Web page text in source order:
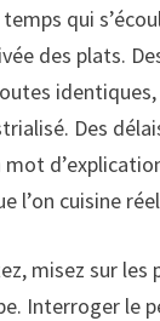
qui
des plats.
identiques,
Des
mot
l’on cuisine
misez sur
Interroger le